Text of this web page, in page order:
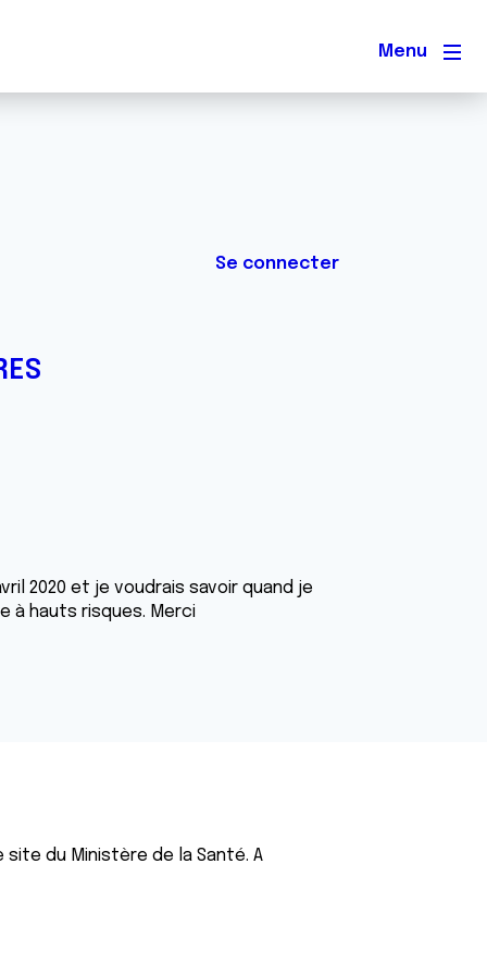
Menu
Se connecter
2020 et je voudrais savoir quand je
à hauts risques. Merci
site du Ministère de la Santé. A